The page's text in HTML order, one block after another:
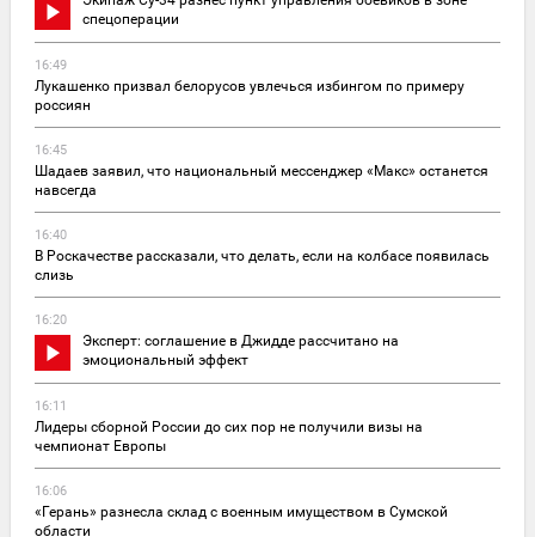
спецоперации
16:49
Лукашенко призвал белорусов увлечься избингом по примеру
россиян
16:45
Шадаев заявил, что национальный мессенджер «Макс» останется
навсегда
16:40
В Роскачестве рассказали, что делать, если на колбасе появилась
слизь
16:20
Эксперт: соглашение в Джидде рассчитано на
эмоциональный эффект
16:11
Лидеры сборной России до сих пор не получили визы на
чемпионат Европы
16:06
«Герань» разнесла склад с военным имуществом в Сумской
области